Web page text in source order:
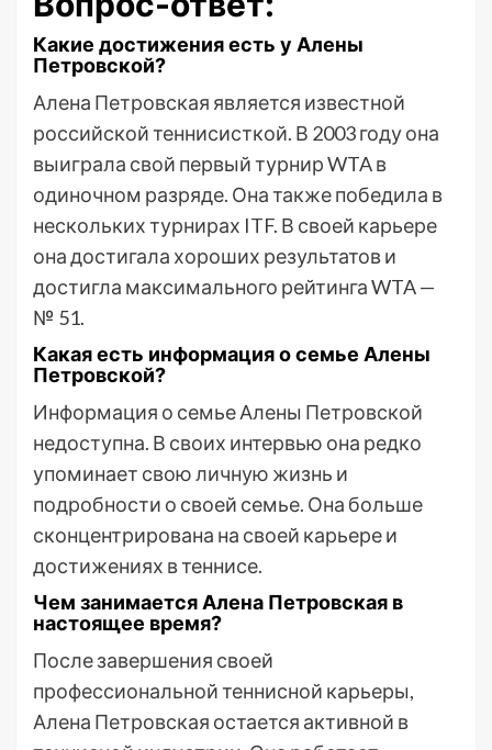
Какие достижения есть у Алены
Петровской?
Алена Петровская является известной
российской теннисисткой. В 2003 году она
выиграла свой первый турнир WTA в
одиночном разряде. Она также победила в
нескольких турнирах ITF. В своей карьере
она достигала хороших результатов и
достигла максимального рейтинга WTA —
№ 51.
Какая есть информация о семье Алены
Петровской?
Информация о семье Алены Петровской
недоступна. В своих интервью она редко
упоминает свою личную жизнь и
подробности о своей семье. Она больше
сконцентрирована на своей карьере и
достижениях в теннисе.
Чем занимается Алена Петровская в
настоящее время?
После завершения своей
профессиональной теннисной карьеры,
Алена Петровская остается активной в